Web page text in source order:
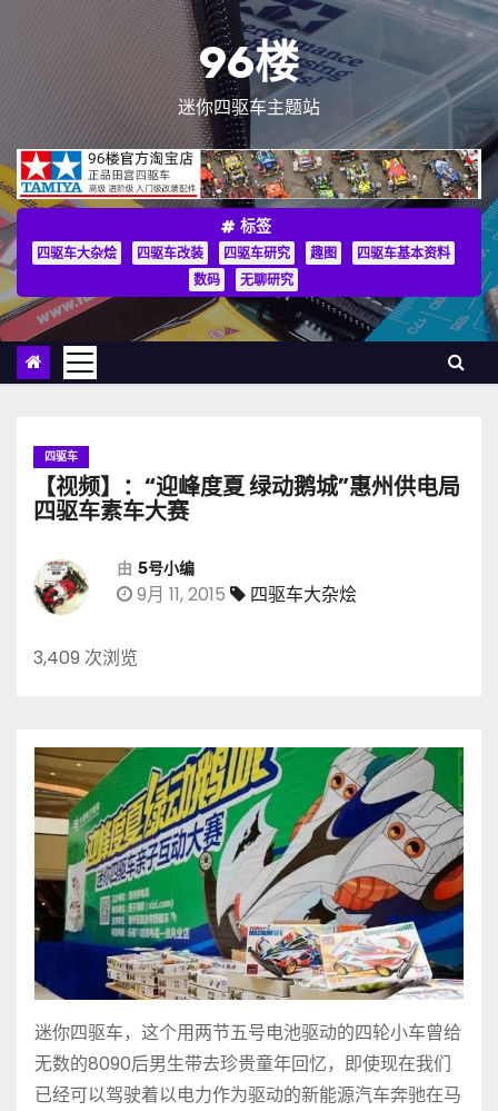
96楼
迷你四驱车主题站
标签
四驱车大杂烩 四驱车改装 四驱车研究 趣图
四驱车基本资料
数码
无聊研究
四驱车
【视频】：“迎峰度夏 绿动鹅城”惠州供电局
四驱车素车大赛
由 5号小编
9月 11, 2015 四驱车大杂烩
3,409 次浏览
迷你四驱车，这个用两节五号电池驱动的四轮小车曾给
无数的8090后男生带去珍贵童年回忆，即使现在我们
已经可以驾驶着以电力作为驱动的新能源汽车奔驰在马